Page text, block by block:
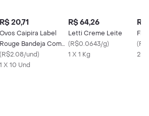
R$ 20,71
Ovos Caipira Label
Rouge Bandeja Com
10 Unidades
(R$2.08/und)
1 X 10 Und
R$ 64,26
Letti Creme Leite
(R$0.0643/g)
1 X 1 Kg
R$
Fld
(